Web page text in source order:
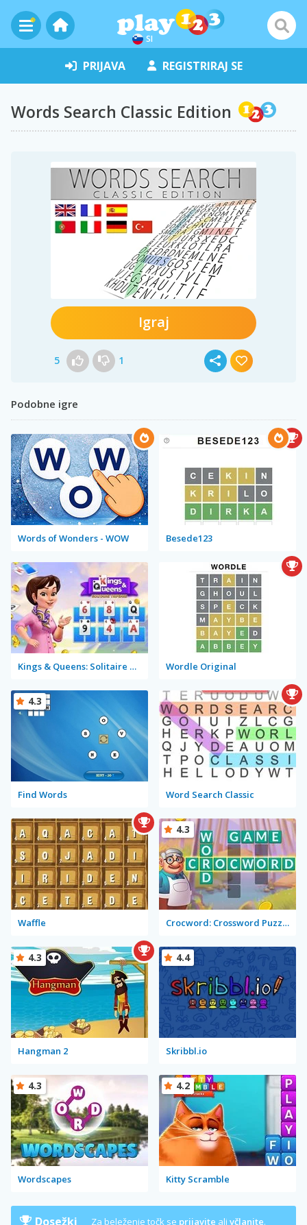
SI
PRIJAVA REGISTRIRAJ SE
Words Search Classic Edition
Igraj
5 1
Podobne igre
Words of Wonders - WOW Besede123
Kings & Queens: Solitaire Tripeaks Wordle Original
Find Words
4.3
Word Search Classic
Waffle Crocword: Crossword Puzzle Game
4.3
Hangman 2
4.3
Skribbl.io
4.4
Wordscapes
4.3
Kitty Scramble
4.2
Dosežki Za beleženje točk se prijavite ali včlanite.